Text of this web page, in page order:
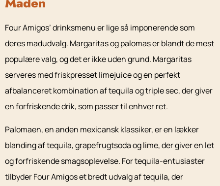
Four Amigos’ drinksmenu er lige så imponerende som
deres madudvalg. Margaritas og palomas er blandt de mest
populære valg, og det er ikke uden grund. Margaritas
serveres med friskpresset limejuice og en perfekt
afbalanceret kombination af tequila og triple sec, der giver
en forfriskende drik, som passer til enhver ret.
Palomaen, en anden mexicansk klassiker, er en lækker
blanding af tequila, grapefrugtsoda og lime, der giver en let
og forfriskende smagsoplevelse. For tequila-entusiaster
tilbyder Four Amigos et bredt udvalg af tequila, der